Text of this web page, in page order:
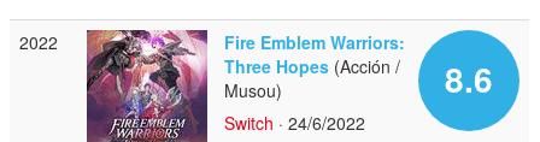
2022
8.6
Fire Emblem Warriors:
Three Hopes (Acción /
Musou)
Switch · 24/6/2022